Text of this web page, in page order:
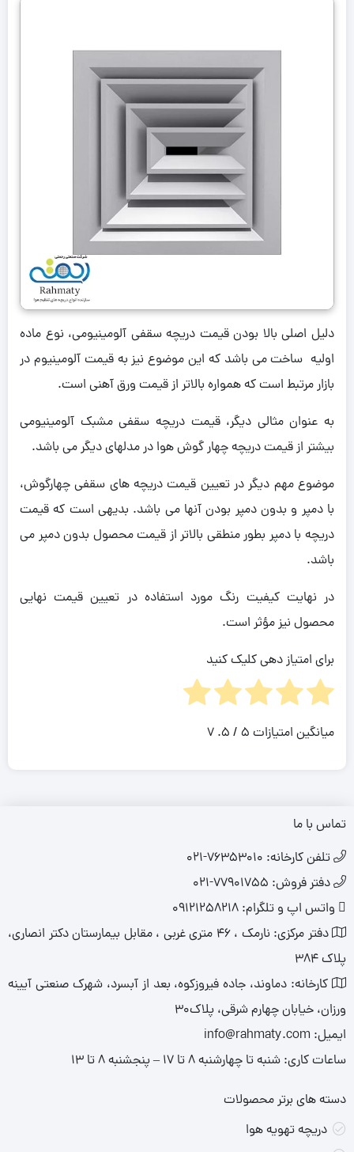
دلیل اصلی بالا بودن قیمت دریچه سقفی آلومینیومی، نوع ماده
اولیه ساخت می باشد که این موضوع نیز به قیمت آلومینیوم در
بازار مرتبط است که همواره بالاتر از قیمت ورق آهنی است.
به عنوان مثالی دیگر، قیمت دریچه سقفی مشبک آلومینیومی
بیشتر از قیمت دریچه چهار گوش هوا در مدلهای دیگر می باشد.
موضوع مهم دیگر در تعیین قیمت دریچه های سقفی چهارگوش،
با دمپر و بدون دمپر بودن آنها می باشد. بدیهی است که قیمت
دریچه با دمپر بطور منطقی بالاتر از قیمت محصول بدون دمپر می
باشد.
در نهایت کیفیت رنگ مورد استفاده در تعیین قیمت نهایی
محصول نیز مؤثر است.
برای امتیاز دهی کلیک کنید
میانگین امتیازات 5
/ 5.
7
تماس با ما
تلفن کارخانه: ۷۶۳۵۳۰۱۰-۰۲۱
دفتر فروش: 77901755-021
واتس اپ و تلگرام: 09121258218​
دفتر مرکزی: نارمک ، ۴۶ متری غربی ، مقابل بیمارستان دکتر انصاری،
پلاک ۳۸۴
کارخانه: دماوند، جاده فیروزکوه، بعد از آبسرد، شهرک صنعتی آیینه
ورزان، خیابان چهارم شرقی، پلاک۳۰
ایمیل: info@rahmaty.com
ساعات کاری: شنبه تا چهارشنبه ۸ تا ۱۷ – پنجشنبه ۸ تا ۱۳
دسته های برتر محصولات
دریچه تهویه هوا